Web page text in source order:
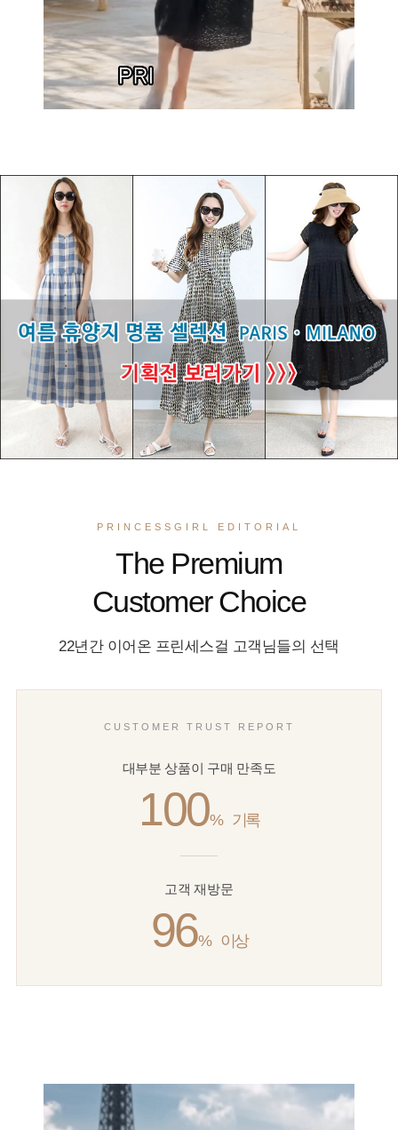
PRINCESSGIRL EDITORIAL
The Premium
Customer Choice
22년간 이어온 프린세스걸 고객님들의 선택
CUSTOMER TRUST REPORT
대부분 상품이 구매 만족도
100% 기록
고객 재방문
96% 이상